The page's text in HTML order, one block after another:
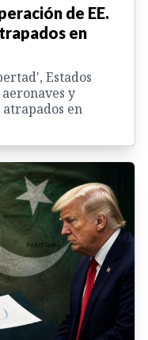
de EE.
en
Estados
y
en